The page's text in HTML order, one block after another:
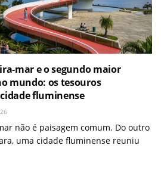
mar e o segundo maior
mundo: os tesouros
fluminense
não é paisagem comum. Do outro
uma cidade fluminense reuniu